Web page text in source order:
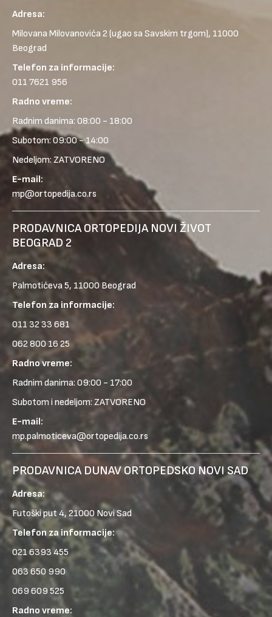
Adresa:
Milovana Milovanovića 2 (ugao sa Savskim trgom), 11000
Beograd
Telefon za informacije:
011 7621 956
Radno vreme:
Radnim danima: 08:00 - 18:00
Subotom: 09:00 - 14:00
Nedeljom: ZATVORENO
E-mail:
mp@ortopedija.co.rs
PRODAVNICA ORTOPEDIJA NOVI ŽIVOT
BEOGRAD 2
Adresa:
Palmotićeva 5, 11000 Beograd
Telefon za informacije:
011 32 33 681
062 800 16 25
Radno vreme:
Radnim danima: 09:00 - 17:00
Subotom i nedeljom: ZATVORENO
E-mail:
mp.palmoticeva@ortopedija.co.rs
PRODAVNICA DUNAV ORTOPEDSKO NOVI SAD
Adresa:
Futoški put 4, 21000 Novi Sad
Telefon za informacije:
021 6393 455
063 650 990
069 609 525
Radno vreme: